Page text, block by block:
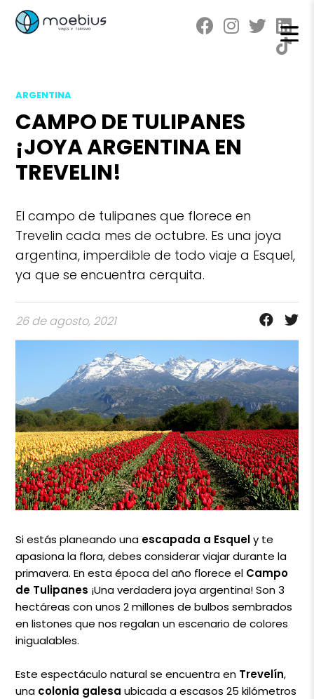
ARGENTINA
CAMPO DE TULIPANES
¡JOYA ARGENTINA EN
TREVELIN!
El campo de tulipanes que florece en
Trevelin cada mes de octubre. Es una joya
argentina, imperdible de todo viaje a Esquel,
ya que se encuentra cerquita.
26 de agosto, 2021
Si estás planeando una escapada a Esquely te
apasiona la flora, debes considerar viajar durante la
primavera. En esta época del año florece el Campo
de Tulipanes ¡Una verdadera joya argentina! Son 3
hectáreas con unos 2 millones de bulbos sembrados
en listones que nos regalan un escenario de colores
inigualables.
Este espectáculo natural se encuentra en Trevelín,
una colonia galesa ubicada a escasos 25 kilómetros